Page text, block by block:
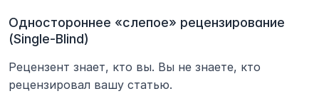
Одностороннее «слепое» рецензирование
(Single-Blind)
Рецензент знает, кто вы. Вы не знаете, кто
рецензировал вашу статью.